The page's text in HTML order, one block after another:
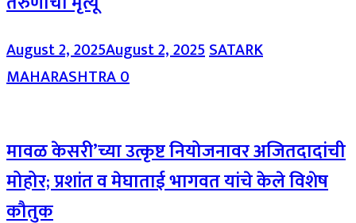
August 2, 2025August 2, 2025SATARK
MAHARASHTRA0
मावळ केसरी’च्या उत्कृष्ट नियोजनावर अजितदादांची
मोहोर; प्रशांत व मेघाताई भागवत यांचे केले विशेष
कौतुक